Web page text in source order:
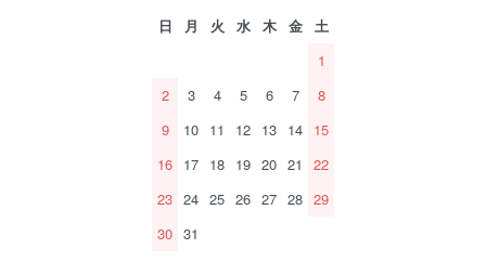
日 月 火 水 木 金
土
1
2
3 4 5 6 7
8
9
10 11 12 13 14 15
16 17 18 19 20 21
22
23 24 25 26 27 28 29
30 31